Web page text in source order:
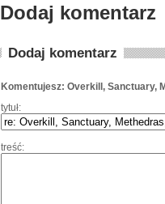
Dodaj komentarz
Dodaj komentarz
Komentujesz: Overkill, Sanctuary,
tytuł:
treść: